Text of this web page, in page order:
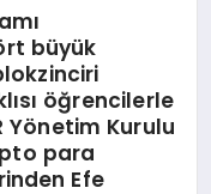
büyük
öğrencilerle
Yönetim Kurulu
para
Efe